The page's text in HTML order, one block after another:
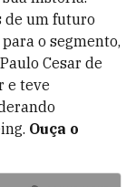
de um futuro
o segmento,
Cesar de
e teve
Ouça o